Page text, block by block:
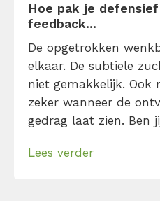
Hoe pak je
feedback...
De opgetrokken
elkaar. De subtiele
niet gemakkelijk. Ook
zeker wanneer de
gedrag laat zien. Ben
stemmetje in je hoofd
Lees verder